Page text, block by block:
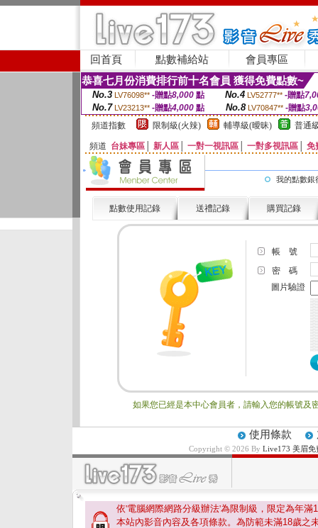
回首頁 點數補給站 會員專區
恭喜七月份消費排行前十名會員 獲得免費點數~
No.3 LV76098** -贈點8,000點 No.4 LV52777** -贈點
No.7 LV23213** -贈點4,000 點 No.8 LV70847** -贈點
頻道指數
限制級(火辣) 輔導級(曖昧) 普通
頻道 台妹專區 新人區 一對一視訊區 一對多視訊區 免
我的點數銀
點數使用記錄 送禮記錄 購買記錄
帳 號
密 碼
圖片驗證
如果您已經是本中心會員者，請輸入您的帳號及
使用條款
Copyright © 2026 By Live173 美眉
依'電腦網際網路分級辦法'為限制級，限定為年滿
本站內影音內容及各項條款。為防範未滿18歲之